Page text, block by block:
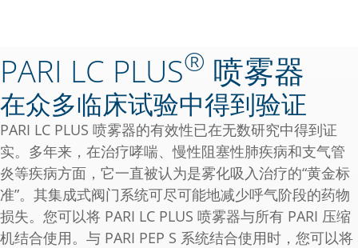
PARI LC PLUS® 喷雾器
在众多临床试验中得到验证
PARI LC PLUS 喷雾器的有效性已在无数研究中得到证
实。多年来，在治疗哮喘、慢性阻塞性肺疾病和支气管
炎等疾病方面，它一直被认为是雾化吸入治疗的“黄金标
准”。其集成式阀门系统可尽可能地减少呼气阶段的药物
损失。您可以将 PARI LC PLUS 喷雾器与所有 PARI 压缩
机结合使用。与 PARI PEP S 系统结合使用时，您可以将